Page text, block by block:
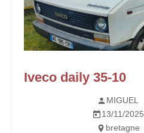
Iveco daily 35-10
MIGUEL
13/11/2025
bretagne